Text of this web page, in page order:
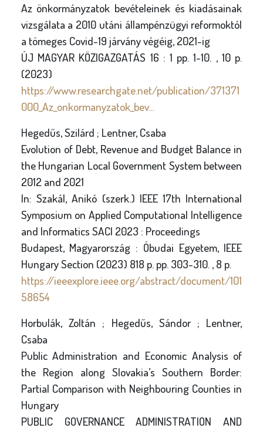
Az önkormányzatok bevételeinek és kiadásainak
vizsgálata a 2010 utáni állampénzügyi reformoktól
a tömeges Covid-19 járvány végéig, 2021-ig
ÚJ MAGYAR KÖZIGAZGATÁS 16 : 1 pp. 1-10. , 10 p.
(2023)
https://www.researchgate.net/publication/371371
000_Az_onkormanyzatok_bev...
Hegedűs, Szilárd ; Lentner, Csaba
Evolution of Debt, Revenue and Budget Balance in
the Hungarian Local Government System between
2012 and 2021
In: Szakál, Anikó (szerk.) IEEE 17th International
Symposium on Applied Computational Intelligence
and Informatics SACI 2023 : Proceedings
Budapest, Magyarország : Óbudai Egyetem, IEEE
Hungary Section (2023) 818 p. pp. 303-310. , 8 p.
https://ieeexplore.ieee.org/abstract/document/101
58654
Horbulák, Zoltán ; Hegedűs, Sándor ; Lentner,
Csaba
Public Administration and Economic Analysis of
the Region along Slovakia’s Southern Border:
Partial Comparison with Neighbouring Counties in
Hungary
PUBLIC GOVERNANCE ADMINISTRATION AND